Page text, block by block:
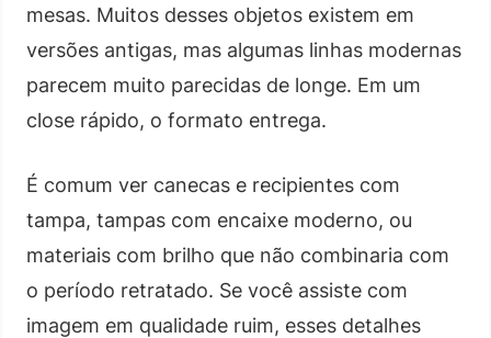
mesas. Muitos desses objetos existem em
versões antigas, mas algumas linhas modernas
parecem muito parecidas de longe. Em um
close rápido, o formato entrega.
É comum ver canecas e recipientes com
tampa, tampas com encaixe moderno, ou
materiais com brilho que não combinaria com
o período retratado. Se você assiste com
imagem em qualidade ruim, esses detalhes